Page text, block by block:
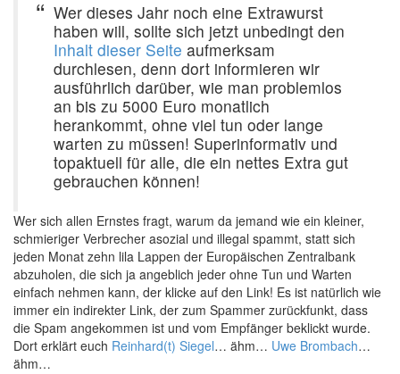
Wer dieses Jahr noch eine Extrawurst
haben will, sollte sich jetzt unbedingt den
Inhalt dieser Seite aufmerksam
durchlesen, denn dort informieren wir
ausführlich darüber, wie man problemlos
an bis zu 5000 Euro monatlich
herankommt, ohne viel tun oder lange
warten zu müssen! Superinformativ und
topaktuell für alle, die ein nettes Extra gut
gebrauchen können!
Wer sich allen Ernstes fragt, warum da jemand wie ein kleiner,
schmieriger Verbrecher asozial und illegal spammt, statt sich
jeden Monat zehn lila Lappen der Europäischen Zentralbank
abzuholen, die sich ja angeblich jeder ohne Tun und Warten
einfach nehmen kann, der klicke auf den Link! Es ist natürlich wie
immer ein indirekter Link, der zum Spammer zurückfunkt, dass
die Spam angekommen ist und vom Empfänger beklickt wurde.
Dort erklärt euch Reinhard(t) Siegel… ähm… Uwe Brombach…
ähm…